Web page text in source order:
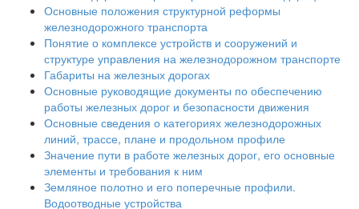
Основные положения структурной реформы
железнодорожного транспорта
Понятие о комплексе устройств и сооружений и
структуре управления на железнодорожном транспорте
Габариты на железных дорогах
Основные руководящие документы по обеспечению
работы железных дорог и безопасности движения
Основные сведения о категориях железнодорожных
линий, трассе, плане и продольном профиле
Значение пути в работе железных дорог, его основные
элементы и требования к ним
Земляное полотно и его поперечные профили.
Водоотводные устройства